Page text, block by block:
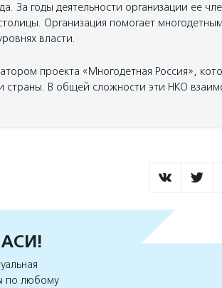
За годы деятельности организации ее
Организация помогает
власти.
проекта «Многодетная Россия»,
страны. В общей сложности эти НКО
по любому